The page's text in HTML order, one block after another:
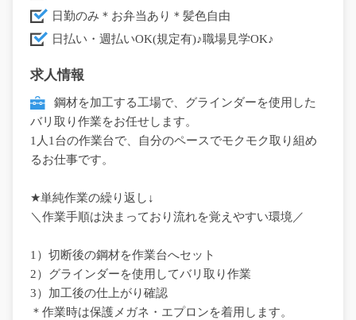
日勤のみ＊お弁当あり＊髪色自由
日払い・週払いOK(規定有)♪職場見学OK♪
求人情報
鋼材を加工する工場で、グラインダーを使用した
バリ取り作業をお任せします。
1人1台の作業台で、自分のペースでモクモク取り組め
るお仕事です。
★単純作業の繰り返し↓
＼作業手順は決まっており流れを覚えやすい環境／
1）切断後の鋼材を作業台へセット
2）グラインダーを使用してバリ取り作業
3）加工後の仕上がり確認
＊作業時は保護メガネ・エプロンを着用します。